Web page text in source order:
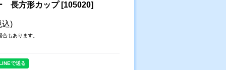
長方形カップ [105020]
込)
もあります。